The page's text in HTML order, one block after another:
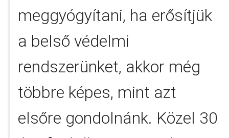
meggyógyítani, ha erősítjük
a belső védelmi
rendszerünket, akkor még
többre képes, mint azt
elsőre gondolnánk. Közel 30